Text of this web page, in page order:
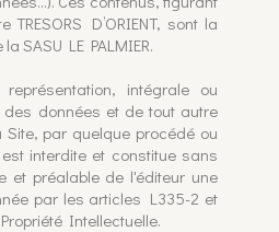
D’ORIENT, sont la
SASU LE PALMIER.
intégrale ou
données et de tout autre
Site, par quelque procédé ou
interdite et constitue sans
et préalable de l'éditeur une
par les articles L335-2 et
Intellectuelle.